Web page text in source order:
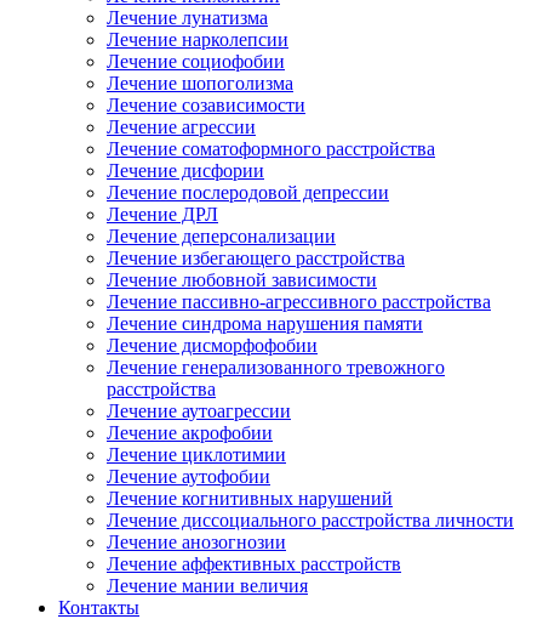
Лечение лунатизма
Лечение нарколепсии
Лечение социофобии
Лечение шопоголизма
Лечение созависимости
Лечение агрессии
Лечение соматоформного расстройства
Лечение дисфории
Лечение послеродовой депрессии
Лечение ДРЛ
Лечение деперсонализации
Лечение избегающего расстройства
Лечение любовной зависимости
Лечение пассивно-агрессивного расстройства
Лечение синдрома нарушения памяти
Лечение дисморфофобии
Лечение генерализованного тревожного
расстройства
Лечение аутоагрессии
Лечение акрофобии
Лечение циклотимии
Лечение аутофобии
Лечение когнитивных нарушений
Лечение диссоциального расстройства личности
Лечение анозогнозии
Лечение аффективных расстройств
Лечение мании величия
Контакты